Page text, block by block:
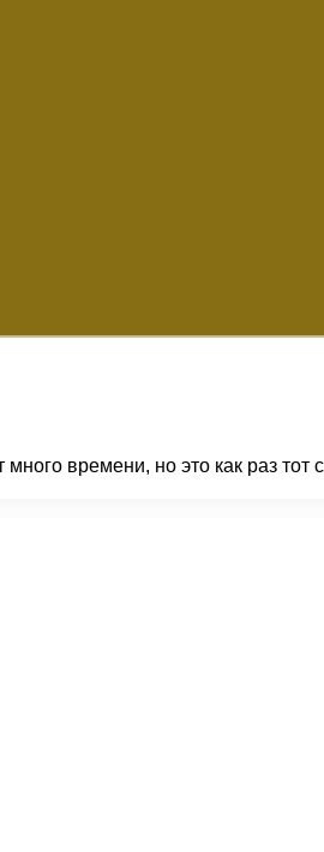
времени, но это как раз тот